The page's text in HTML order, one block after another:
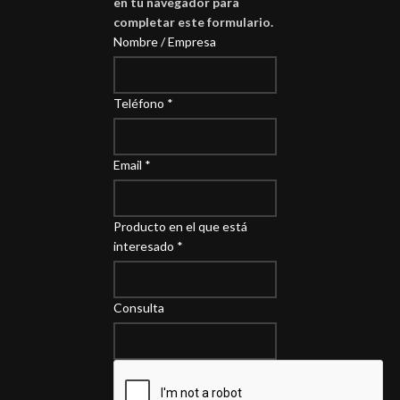
completar este formulario.
Nombre / Empresa
Teléfono *
Email *
Producto en el que está
interesado *
Consulta